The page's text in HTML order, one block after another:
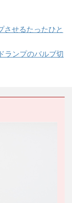
させるたったひと
ランプのバルブ切